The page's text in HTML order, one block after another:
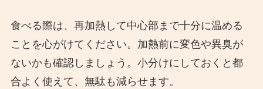
食べる際は、再加熱して中心部まで十分に温める
ことを心がけてください。加熱前に変色や異臭が
ないかも確認しましょう。小分けにしておくと都
合よく使えて、無駄も減らせます。